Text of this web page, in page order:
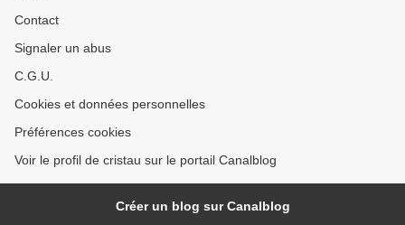
Contact
Signaler un abus
C.G.U.
Cookies et données personnelles
Préférences cookies
Voir le profil de cristau sur le portail Canalblog
Créer un blog sur Canalblog